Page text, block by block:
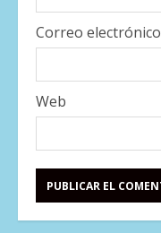
Correo electrónico
Web